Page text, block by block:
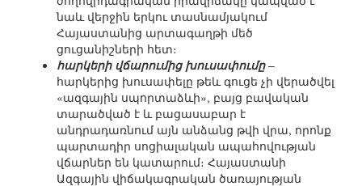
նաև վերջին երկու տասնամյակում
Հայաստանից արտագաղթի մեծ
ցուցանիշների հետ։
հարկերի վճարումից խուսափումը–
հարկերից խուսափելը թեև գուցե չի վերածվել
«ազգային սպորտաձևի», բայց բավական
տարածված է և բացասաբար է
անդրադառնում այն անձանց թվի վրա, որոնք
պարտադիր սոցիալական ապահովության
վճարներ են կատարում։ Հայաստանի
Ազգային վիճակագրական ծառայության